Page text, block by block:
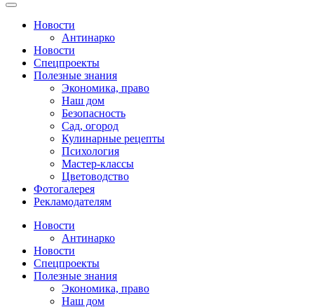
Новости
Антинарко
Новости
Спецпроекты
Полезные знания
Экономика, право
Наш дом
Безопасность
Сад, огород
Кулинарные рецепты
Психология
Мастер-классы
Цветоводство
Фотогалерея
Рекламодателям
Новости
Антинарко
Новости
Спецпроекты
Полезные знания
Экономика, право
Наш дом